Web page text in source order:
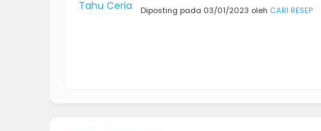
Diposting pada 03/01/2023 oleh CARI RESEP